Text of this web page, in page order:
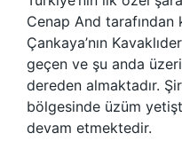
Cenap And tarafından
Çankaya’nın
geçen ve şu anda
dereden almaktadır.
bölgesinde üzüm
devam etmektedir.